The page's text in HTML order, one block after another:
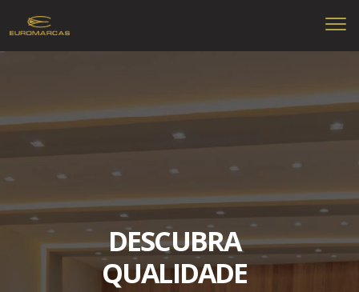
DESCUBRA
QUALIDADE